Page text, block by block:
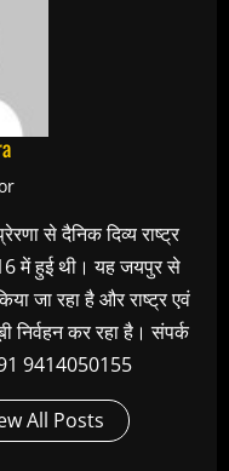
से दैनिक दिव्य राष्ट्र
में हुई थी। यह जयपुर से
जा रहा है और राष्ट्र एवं
निर्वहन कर रहा है। संपर्क
9414050155
All Posts